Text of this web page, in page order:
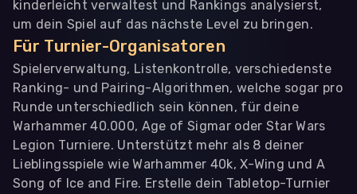
kinderleicht verwaltest und Rankings analysierst,
um dein Spiel auf das nächste Level zu bringen.
Für Turnier-Organisatoren
Spielerverwaltung, Listenkontrolle, verschiedenste
Ranking- und Pairing-Algorithmen, welche sogar pro
Runde unterschiedlich sein können, für deine
Warhammer 40.000, Age of Sigmar oder Star Wars
Legion Turniere. Unterstützt mehr als 8 deiner
Lieblingsspiele wie Warhammer 40k, X-Wing und A
Song of Ice and Fire. Erstelle dein Tabletop-Turnier